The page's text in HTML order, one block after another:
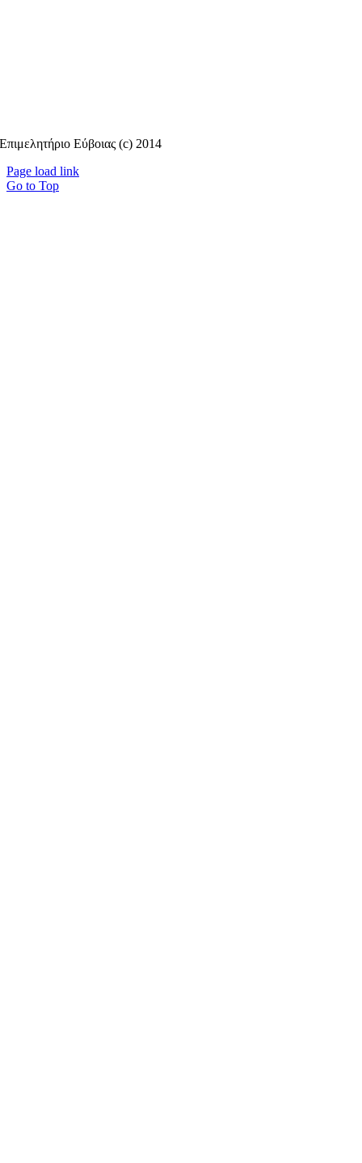
Επιμελητήριο Εύβοιας (c) 2014
Page load link
Go to Top